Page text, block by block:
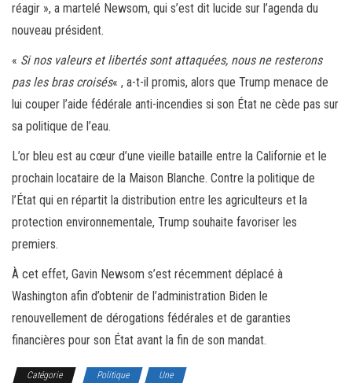
réagir », a martelé Newsom, qui s’est dit lucide sur l’agenda du
nouveau président.
« Si nos valeurs et libertés sont attaquées, nous ne resterons
pas les bras croisés« , a-t-il promis, alors que Trump menace de
lui couper l’aide fédérale anti-incendies si son État ne cède pas sur
sa politique de l’eau.
L’or bleu est au cœur d’une vieille bataille entre la Californie et le
prochain locataire de la Maison Blanche. Contre la politique de
l’État qui en répartit la distribution entre les agriculteurs et la
protection environnementale, Trump souhaite favoriser les
premiers.
À cet effet, Gavin Newsom s’est récemment déplacé à
Washington afin d’obtenir de l’administration Biden le
renouvellement de dérogations fédérales et de garanties
financières pour son État avant la fin de son mandat.
Catégorie Politique Une